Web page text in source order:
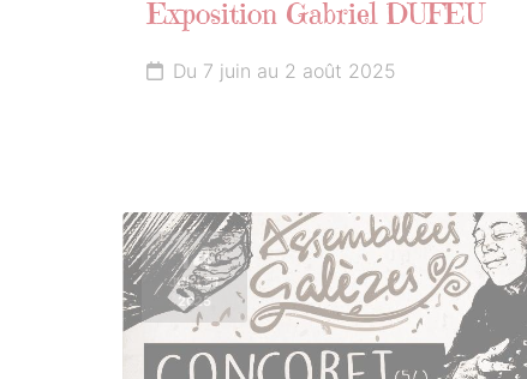
Exposition Gabriel DUFEU
Du 7 juin au 2 août 2025
14
JUILLET
2025